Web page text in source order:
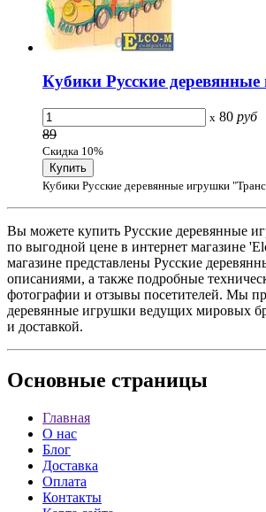
Кубики Русские
x 80 руб
89
Скидка 10%
Кубики Русские деревянные игрушки
Вы можете купить Русские деревянные
по выгодной цене в интернет магазине
магазине представлены Русские
описаниями, а также подробные
фотографии и отзывы посетителей. Мы
деревянные игрушки ведущих мировых
и доставкой.
Основные страницы
Главная
О нас
Блог
Доставка
Оплата
Контакты